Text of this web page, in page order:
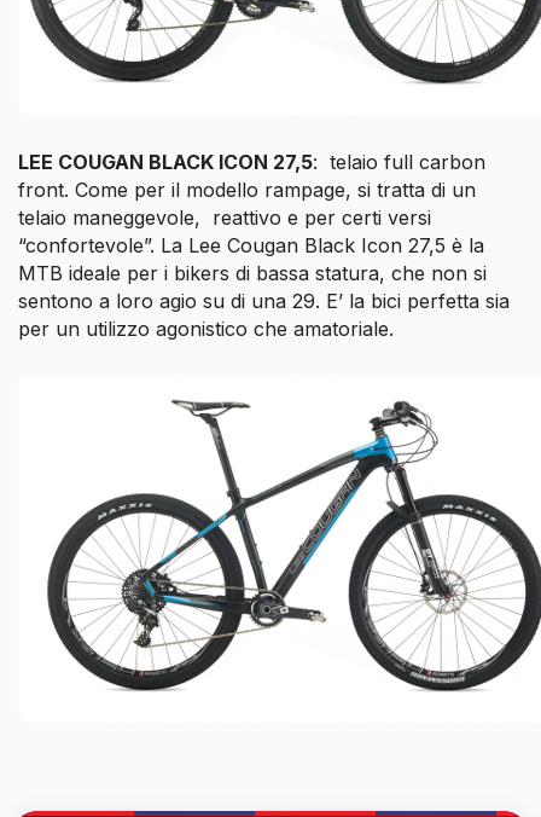
LEE COUGAN BLACK ICON 27,5: telaio full carbon
front. Come per il modello rampage, si tratta di un
telaio maneggevole, reattivo e per certi versi
“confortevole”. La Lee Cougan Black Icon 27,5 è la
MTB ideale per i bikers di bassa statura, che non si
sentono a loro agio su di una 29. E’ la bici perfetta sia
per un utilizzo agonistico che amatoriale.